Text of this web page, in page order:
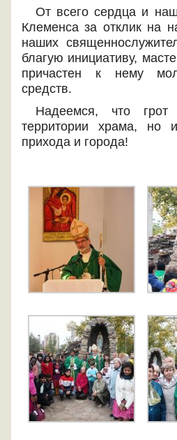
От всего сердца и
Клеменса за отклик на
наших
благую инициативу,
причастен к нему
средств.
Надеемся, что грот
территории храма, но
прихода и города!